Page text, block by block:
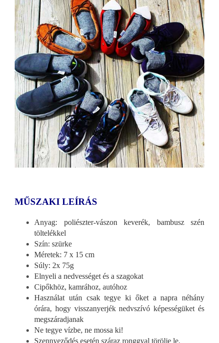
MŰSZAKI LEÍRÁS
Anyag: poliészter-vászon keverék, bambusz szén
töltelékkel
Szín: szürke
Méretek: 7 x 15 cm
Súly: 2x 75g
Elnyeli a nedvességet és a szagokat
Cipőkhöz, kamrához, autóhoz
Használat után csak tegye ki őket a napra néhány
órára, hogy visszanyerjék nedvszívó képességüket és
megszáradjanak
Ne tegye vízbe, ne mossa ki!
Szennyeződés esetén száraz ronggyal törölje le.